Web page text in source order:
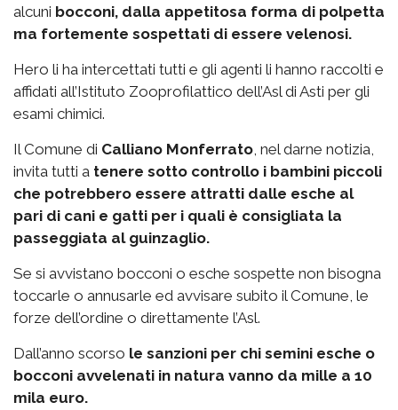
alcuni bocconi, dalla appetitosa forma di polpetta
ma fortemente sospettati di essere velenosi.
Hero li ha intercettati tutti e gli agenti li hanno raccolti e
affidati all’Istituto Zooprofilattico dell’Asl di Asti per gli
esami chimici.
Il Comune di Calliano Monferrato, nel darne notizia,
invita tutti a tenere sotto controllo i bambini piccoli
che potrebbero essere attratti dalle esche al
pari di cani e gatti per i quali è consigliata la
passeggiata al guinzaglio.
Se si avvistano bocconi o esche sospette non bisogna
toccarle o annusarle ed avvisare subito il Comune, le
forze dell’ordine o direttamente l’Asl.
Dall’anno scorso le sanzioni per chi semini esche o
bocconi avvelenati in natura vanno da mille a 10
mila euro.